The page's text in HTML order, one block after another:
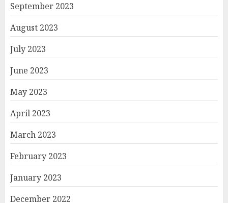
September 2023
August 2023
July 2023
June 2023
May 2023
April 2023
March 2023
February 2023
January 2023
December 2022